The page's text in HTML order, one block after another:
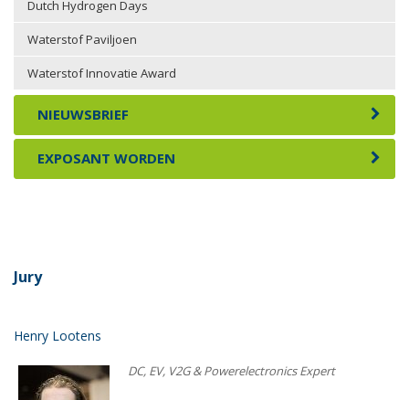
Dutch Hydrogen Days
Waterstof Paviljoen
Waterstof Innovatie Award
NIEUWSBRIEF
EXPOSANT WORDEN
Jury
Henry Lootens
DC, EV, V2G & Powerelectronics Expert